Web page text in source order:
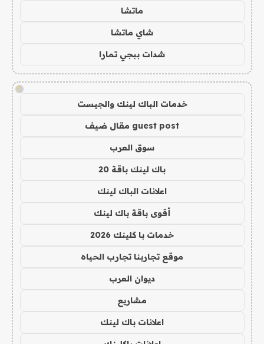
ماتشا
شاي ماتشا
شدات ببجي تمارا
!
خدمات الباك لينك والجيست
guest post مقال ضيف
سوق العرب
باك لينك باقة 20
اعلانات الباك لينك
أقوى باقة باك لينك
خدمات با كلينك 2026
موقع تجاربنا تجارب الحياه
ديوان العرب
مشاريع
اعلانات باك لينك